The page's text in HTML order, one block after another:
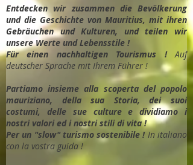
Entdecken wir zusammen die Bevölkerung
und die Geschichte von Mauritius, mit ihren
Gebräuchen und Kulturen, und teilen wir
unsere Werte und Lebensstile !
Für einen nachhaltigen Tourismus !Auf
deutscher Sprache mit Ihrem Führer !
Partiamo insieme alla scoperta del popolo
mauriziano, della sua Storia, dei suoi
costumi, delle sue culture e dividiamo i
nostri valori ed i nostri stili di vita !
Per un "slow" turismo sostenibile !In italiano
con la vostra guida !